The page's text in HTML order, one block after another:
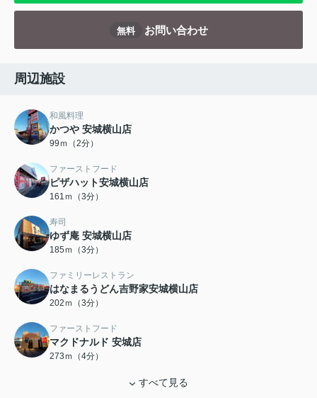
無料 お問い合わせ
周辺施設
和風料理
かつや 安城横山店
99ｍ（2分）
ファーストフード
ピザハット安城横山店
161ｍ（3分）
寿司
ゆず庵 安城横山店
185ｍ（3分）
ファミリーレストラン
はなまるうどん吉野家安城横山店
202ｍ（3分）
ファーストフード
マクドナルド 安城店
273ｍ（4分）
すべて見る